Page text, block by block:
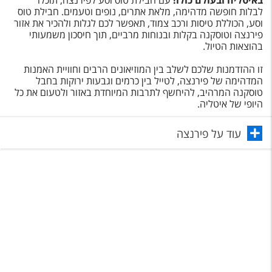
טיסות לחו"ל
מלונות בחו"ל
Русский
קרוז
מגזין אשת
שירות לקוחות
לבלות חופשה מדהימה, מלאת אתרים, נופים וטעמים. חבילת טוס
וסע, הכוללת טיסות ורכב צמוד, תאפשר לכם לגלות ולהכיר את אזור
פירנצה וטוסקנה בקלות ובנוחות מרביים, תוך חיסכון משמעותי
בהוצאות הטיול.
זו ההזדמנות שלכם לשלב בין המוזיאונים הרבים וחוויית האמנות
המדהימה של פירנצה, לטייל בין כרמים וגבעות ירוקות בחבל
טוסקנה המרהיב, להיחשף לתרבות המיוחדת באזור ולטעום את כל
היופי של איטליה.
עוד על פירנצה